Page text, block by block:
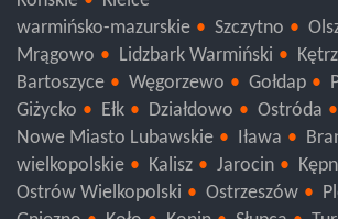
Końskie
Kielce
warmińsko-mazurskie
Szczytno
Mrągowo
Lidzbark Warmiński
Bartoszyce
Węgorzewo Gołdap
Giżycko
Ełk Działdowo
Ostróda
Nowe Miasto Lubawskie
Iława
wielkopolskie
Kalisz Jarocin
Ostrów Wielkopolski
Ostrzeszów